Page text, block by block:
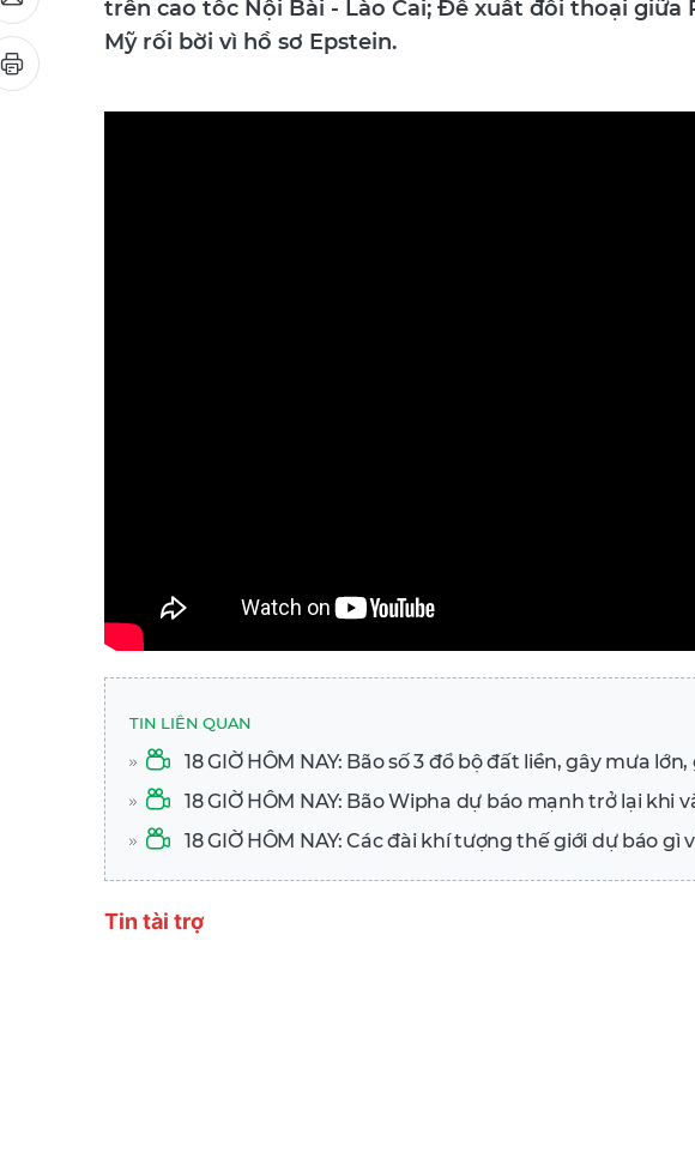
trên cao tốc Nội Bài - Lào Cai; Đề xuất đối thoại giữa
Mỹ rối bời vì hồ sơ Epstein.
TIN LIÊN QUAN
18 GIỜ HÔM NAY: Bão số 3 đổ bộ đất liền, gây mưa
18 GIỜ HÔM NAY: Bão Wipha dự báo mạnh trở lại khi
18 GIỜ HÔM NAY: Các đài khí tượng thế giới dự báo gì